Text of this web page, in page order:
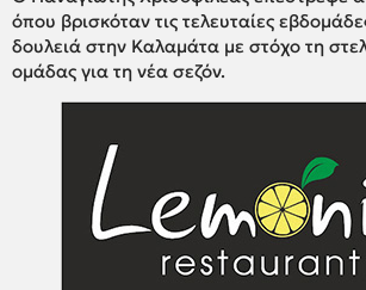
όπου βρισκόταν τις τελευταίες
δουλειά στην Καλαμάτα με στόχο τη
ομάδας για τη νέα σεζόν.